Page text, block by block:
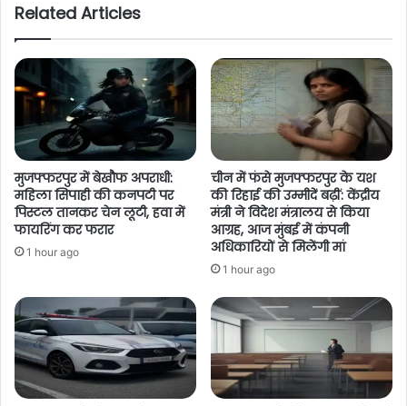
Related Articles
मुजफ्फरपुर में बेखौफ अपराधी:
महिला सिपाही की कनपटी पर
पिस्टल तानकर चेन लूटी, हवा में
फायरिंग कर फरार
1 hour ago
चीन में फंसे मुजफ्फरपुर के यश
की रिहाई की उम्मीदें बढ़ीं: केंद्रीय
मंत्री ने विदेश मंत्रालय से किया
आग्रह, आज मुंबई में कंपनी
अधिकारियों से मिलेंगी मां
1 hour ago